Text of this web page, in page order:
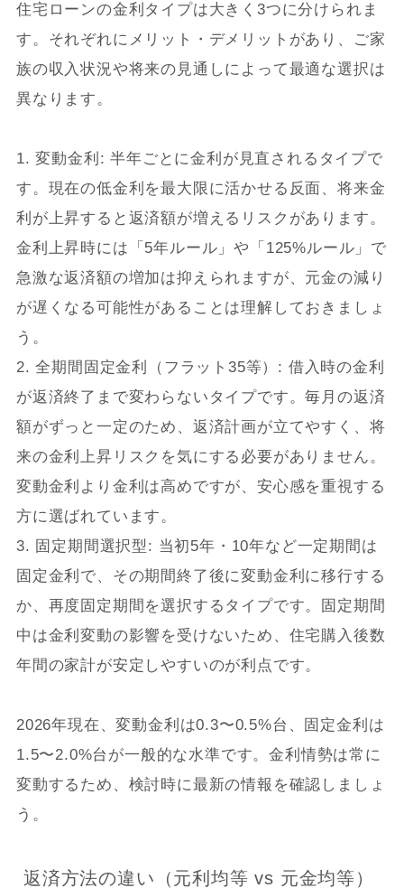
住宅ローンの金利タイプは大きく3つに分けられま
す。それぞれにメリット・デメリットがあり、ご家
族の収入状況や将来の見通しによって最適な選択は
異なります。
1. 変動金利: 半年ごとに金利が見直されるタイプで
す。現在の低金利を最大限に活かせる反面、将来金
利が上昇すると返済額が増えるリスクがあります。
金利上昇時には「5年ルール」や「125%ルール」で
急激な返済額の増加は抑えられますが、元金の減り
が遅くなる可能性があることは理解しておきましょ
う。
2. 全期間固定金利（フラット35等）: 借入時の金利
が返済終了まで変わらないタイプです。毎月の返済
額がずっと一定のため、返済計画が立てやすく、将
来の金利上昇リスクを気にする必要がありません。
変動金利より金利は高めですが、安心感を重視する
方に選ばれています。
3. 固定期間選択型: 当初5年・10年など一定期間は
固定金利で、その期間終了後に変動金利に移行する
か、再度固定期間を選択するタイプです。固定期間
中は金利変動の影響を受けないため、住宅購入後数
年間の家計が安定しやすいのが利点です。
2026年現在、変動金利は0.3〜0.5%台、固定金利は
1.5〜2.0%台が一般的な水準です。金利情勢は常に
変動するため、検討時に最新の情報を確認しましょ
う。
返済方法の違い（元利均等 vs 元金均等）